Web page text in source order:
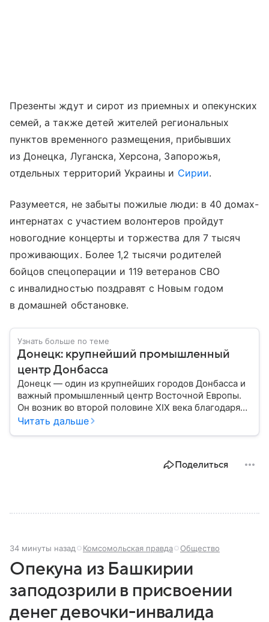
Презенты ждут и сирот из приемных и опекунских
семей, а также детей жителей региональных
пунктов временного размещения, прибывших
из Донецка, Луганска, Херсона, Запорожья,
отдельных территорий Украины и Сирии.
Разумеется, не забыты пожилые люди: в 40 домах-
интернатах с участием волонтеров пройдут
новогодние концерты и торжества для 7 тысяч
проживающих. Более 1,2 тысячи родителей
бойцов спецоперации и 119 ветеранов СВО
с инвалидностью поздравят с Новым годом
в домашней обстановке.
Узнать больше по теме
Донецк: крупнейший промышленный
центр Донбасса
Донецк — один из крупнейших городов Донбасса и
важный промышленный центр Восточной Европы.
Он возник во второй половине XIX века благодаря
развитию угледобычи и металлургии, а
Читать дальше
Поделиться
34 минуты назад Комсомольская правда Общество
Опекуна из Башкирии
заподозрили в присвоении
денег девочки-инвалида